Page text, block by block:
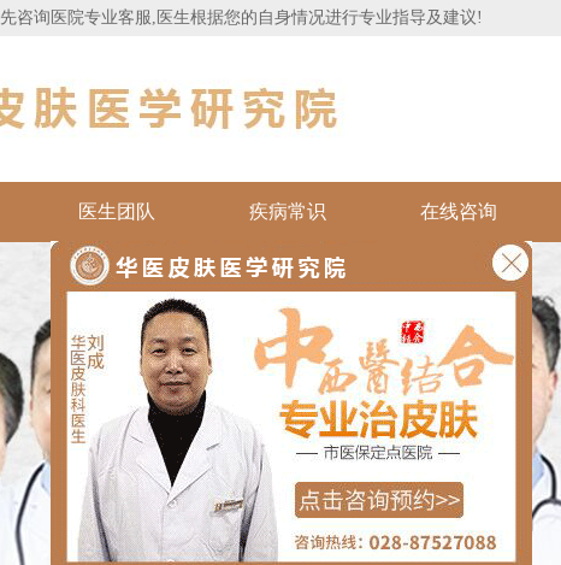
咨询医院专业客服,医生根据您的自身情况进行专业指导及建议!
医生团队 疾病常识 在线咨询